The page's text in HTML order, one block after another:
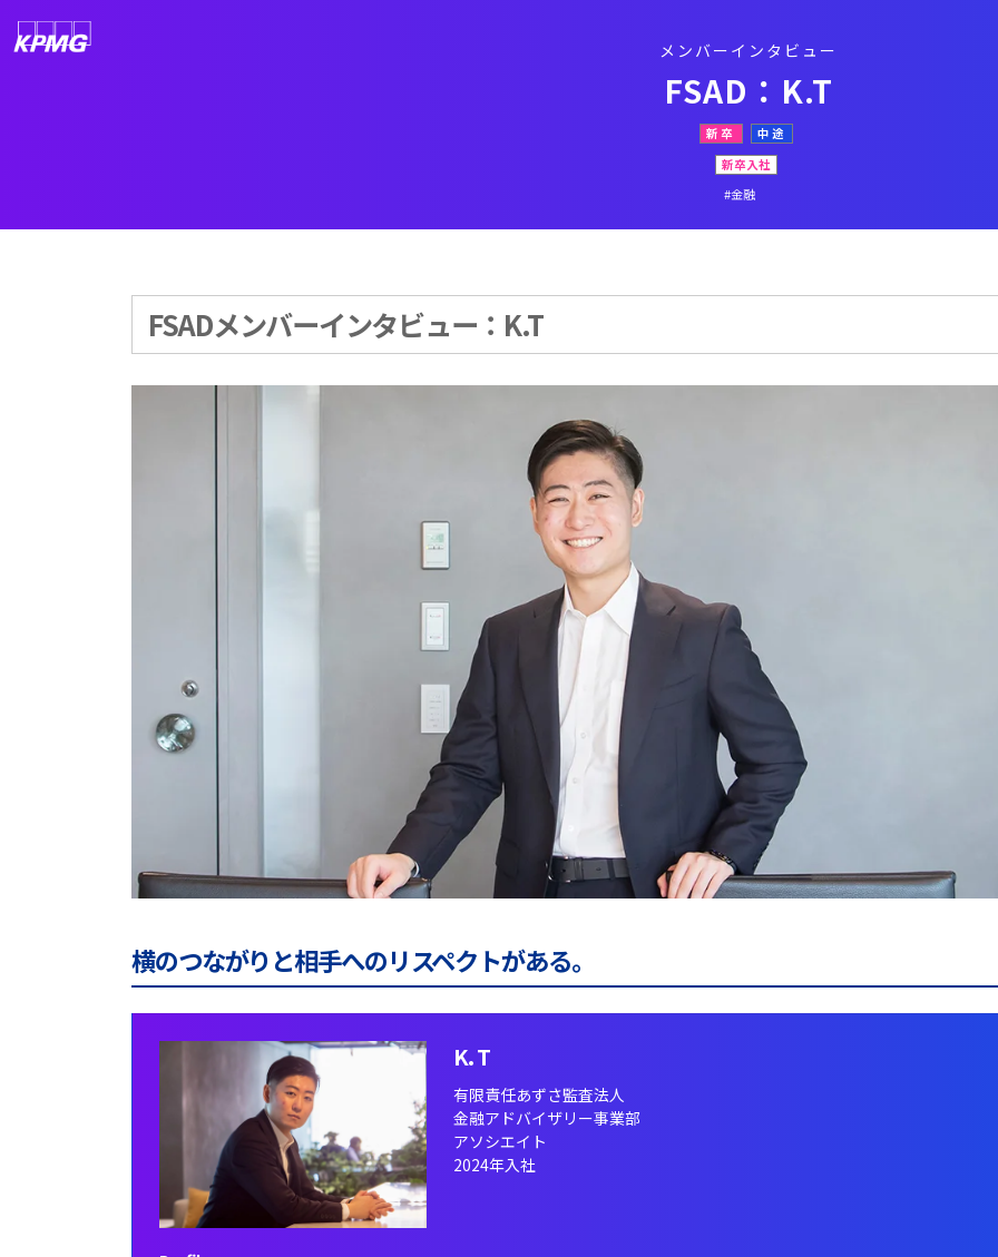
メンバーインタビュー
FSAD：K.T
新卒
中途
新卒入社
#金融
FSADメンバーインタビュー：K.T
横のつながりと相手へのリスペクトがある。
K. T
有限責任あずさ監査法人
金融アドバイザリー事業部
アソシエイト
2024年入社